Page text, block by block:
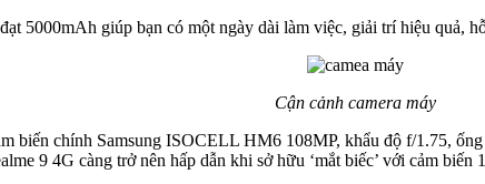
5000mAh giúp bạn có một ngày dài làm việc, giải trí hiệu quả,
Cận cảnh camera máy
biến chính Samsung ISOCELL HM6 108MP, khẩu độ f/1.75,
9 4G càng trở nên hấp dẫn khi sở hữu ‘mắt biếc’ với cảm biến